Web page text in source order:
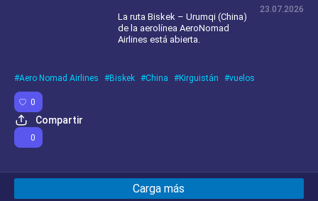
23.07.2026
La ruta Biskek – Urumqi (China)
de la aerolínea AeroNomad
Airlines está abierta.
Aero Nomad Airlines Biskek China Kirguistán vuelos
0
Compartir
0
Carga más